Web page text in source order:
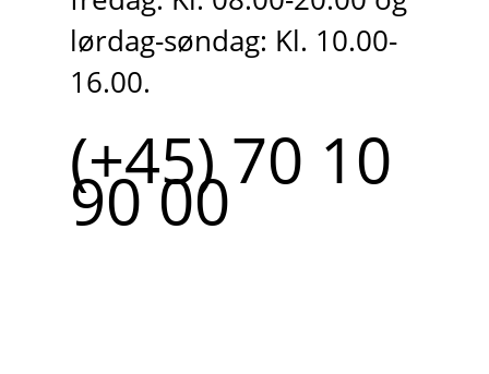
lørdag-søndag: Kl. 10.00-
16.00.
(+45) 70 10
90 00